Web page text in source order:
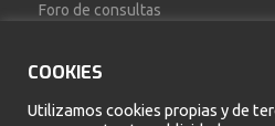
Foro de consultas
Calendario académico
COOKIES
Utilizamos cookies propias y de